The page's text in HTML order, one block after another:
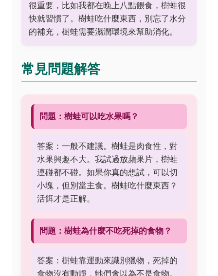
很重要，比如我都在晚上八點餵食，樹蛙很
快就習慣了。樹蛙吃什麼東西，別忘了水分
的補充，樹蛙需要濕潤環境來幫助消化。
常見問題解答
問題：樹蛙可以吃水果嗎？
答案：一般不建議。樹蛙是肉食性，對
水果興趣不大。我試過放蘋果片，樹蛙
連碰都不碰。如果你真的想試，可以切
小塊，但別當主食。樹蛙吃什麼東西？
活餌才是正解。
問題：樹蛙為什麼不吃死掉的食物？
答案：樹蛙靠運動來識別獵物，死掉的
食物沒有動靜，牠們會以為不是食物。